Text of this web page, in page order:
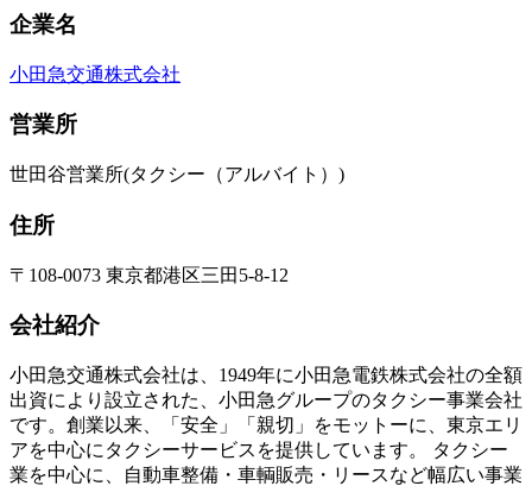
企業名
小田急交通株式会社
営業所
世田谷営業所(タクシー（アルバイト）)
住所
〒108-0073 東京都港区三田5-8-12
会社紹介
小田急交通株式会社は、1949年に小田急電鉄株式会社の全額
出資により設立された、小田急グループのタクシー事業会社
です。創業以来、「安全」「親切」をモットーに、東京エリ
アを中心にタクシーサービスを提供しています。 タクシー
業を中心に、自動車整備・車輌販売・リースなど幅広い事業